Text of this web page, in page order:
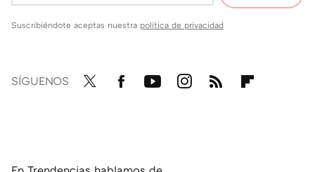
Suscribiéndote aceptas nuestra política de privacidad
SÍGUENOS